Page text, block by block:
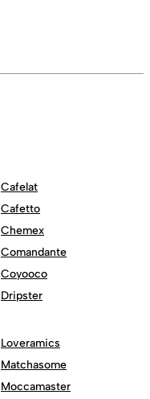
Cafelat
Cafetto
Chemex
Comandante
Coyooco
Dripster
Loveramics
Matchasome
Moccamaster